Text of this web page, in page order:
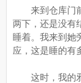
来到仓库门前
两下，还是没有
睡着。我来到她
应，这是睡的有
这时，我的邪